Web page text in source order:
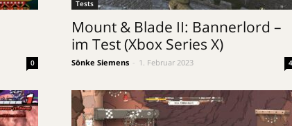
0
Tests
Mount & Blade II: Bannerlord –
im Test (Xbox Series X)
Sönke Siemens 1. Februar 2023 4